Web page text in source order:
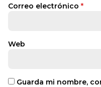
Correo electrónico *
Web
Guarda mi nombre,